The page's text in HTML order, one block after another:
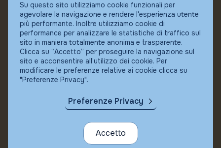
© Fundstore
Collocatore autorizzato:
Banca Ifigest SpA
P.Iva: 04337180485
Su questo sito utilizziamo cookie funzionali per
agevolare la navigazione e rendere l'esperienza utente
più performante. Inoltre utilizziamo cookie di
performance per analizzare le statistiche di traffico sul
sito in maniera totalmente anonima e trasparente.
Clicca su “Accetto” per proseguire la navigazione sul
sito e acconsentire all’utilizzo dei cookie. Per
modificare le preferenze relative ai cookie clicca su
"Preferenze Privacy".
Preferenze Privacy
Accetto